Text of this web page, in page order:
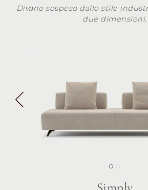
Divano sospeso dallo stile
due dimensioni.